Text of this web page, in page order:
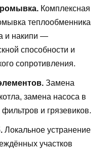
Комплексная
теплообменника
и накипи —
способности и
сопротивления.
Замена
замена насоса в
и грязевиков.
Локальное устранение
участков